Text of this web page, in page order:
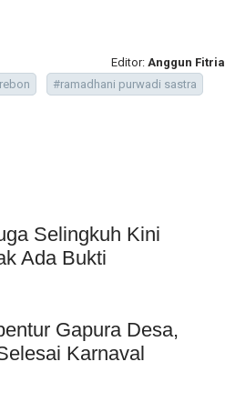
Editor: Anggun Fitria
#ramadhani purwadi sastra
Selingkuh Kini
Ada Bukti
Gapura Desa,
Karnaval